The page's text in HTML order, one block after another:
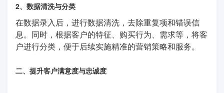
2、数据清洗与分类
在数据录入后，进行数据清洗，去除重复项和错误信
息。同时，根据客户的特征、购买行为、需求等，将客
户进行分类，便于后续实施精准的营销策略和服务。
二、提升客户满意度与忠诚度